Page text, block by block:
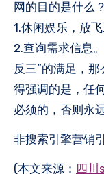
网的目的是什么？
1.休闲娱乐，放
2.查询需求信息
反三”的满足，
得强调的是，任
必须的，否则永
非搜索引擎营销
(本文来源： 四川